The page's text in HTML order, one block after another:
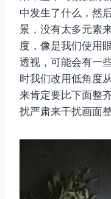
中发生了什么，然
景，没有太多元素
度，像是我们使用
透视，可能会有一
时我们改用低角度
来肯定要比下面整
扰严肃来干扰画面